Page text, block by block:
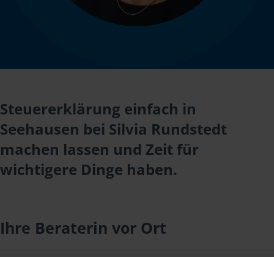
Steuererklärung einfach in
Seehausen bei Silvia Rundstedt
machen lassen und Zeit für
wichtigere Dinge haben.
Ihre Beraterin vor Ort